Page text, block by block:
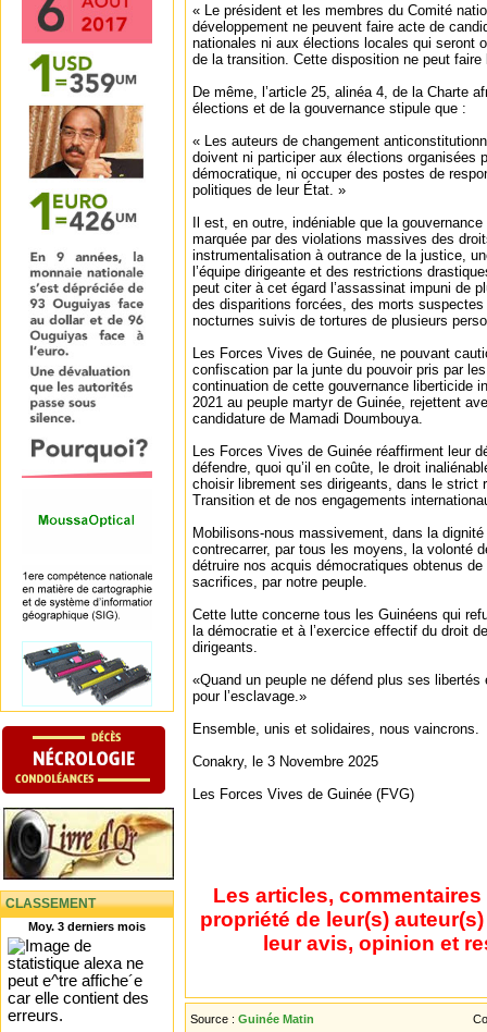
CLASSEMENT
Moy. 3 derniers mois
« Le président et les membres du Comité
développement ne peuvent faire acte de
nationales ni aux élections locales qui seront
de la transition. Cette disposition ne peut faire
De même, l’article 25, alinéa 4, de la Charte
élections et de la gouvernance stipule que :
« Les auteurs de changement
doivent ni participer aux élections organisées
démocratique, ni occuper des postes de
politiques de leur État. »
Il est, en outre, indéniable que la
marquée par des violations massives des
instrumentalisation à outrance de la justice,
l’équipe dirigeante et des restrictions
peut citer à cet égard l’assassinat impuni de
des disparitions forcées, des morts
nocturnes suivis de tortures de plusieurs
Les Forces Vives de Guinée, ne pouvant
confiscation par la junte du pouvoir pris par
continuation de cette gouvernance liberticide
2021 au peuple martyr de Guinée, rejettent
candidature de Mamadi Doumbouya.
Les Forces Vives de Guinée réaffirment leur
défendre, quoi qu’il en coûte, le droit
choisir librement ses dirigeants, dans le strict
Transition et de nos engagements
Mobilisons-nous massivement, dans la
contrecarrer, par tous les moyens, la volonté
détruire nos acquis démocratiques obtenus
sacrifices, par notre peuple.
Cette lutte concerne tous les Guinéens qui
la démocratie et à l’exercice effectif du droit
dirigeants.
«Quand un peuple ne défend plus ses
pour l’esclavage.»
Ensemble, unis et solidaires, nous vaincrons.
Conakry, le 3 Novembre 2025
Les Forces Vives de Guinée (FVG)
Les articles,
propriété de leur(s)
leur avis, opinion et
Source : Guinée Matin